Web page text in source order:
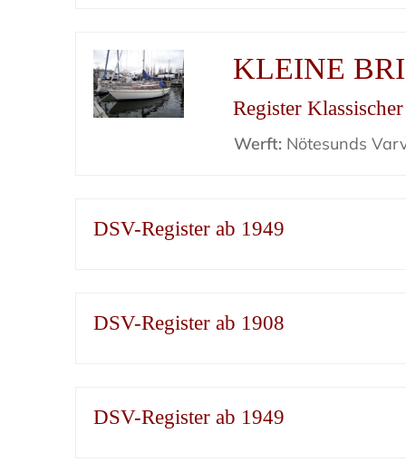
KLEINE
Register
Werft: Nötesunds
DSV-Register ab 1949
DSV-Register ab 1908
DSV-Register ab 1949